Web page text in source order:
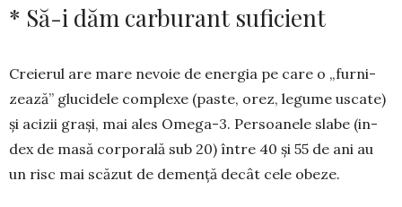
* Să-i dăm carburant suficient
Creierul are mare nevoie de ener­gia pe care o „furni­
zea­ză” glucidele complexe (pas­te, orez, legume us­cate)
și aci­zii grași, mai ales Omega-3. Persoanele slabe (in­
dex de masă corporală sub 20) între 40 și 55 de ani au
un risc mai scăzut de demență decât cele obeze.